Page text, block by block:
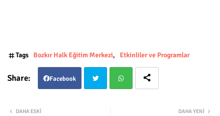
Tags Bozkır Halk Eğitim Merkezi Etkinliler ve Programlar
Facebook
DAHA YENI
DAHA ESKI